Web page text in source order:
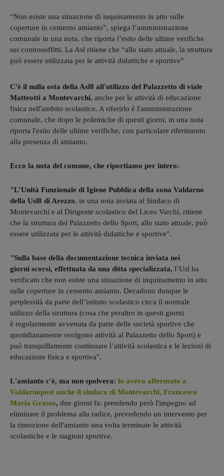
“Non esiste una situazione di inquinamento in atto sulle
coperture in cemento amianto”, spiega l’amministrazione
comunale in una nota, che riporta l’esito delle ultime verifiche
sui controsoffitti. La Asl ritiene che “allo stato attuale, la struttura
può essere utilizzata per le attività didattiche e sportive”
C'è il nulla osta della Asl8 all'utilizzo del Palazzetto di viale
Matteotti a Montevarchi, anche per le attività di educazione
fisica nell'ambito scolastico. A riferirlo è l'amministrazione
comunale, che dopo le polemiche di questi giorni, in una nota
riporta l'esito delle ultime verifiche, con particolare riferimento
alla presenza di amianto.
Ecco la nota del comune, che riportiamo per intero:
"L’Unità Funzionale di Igiene Pubblica della zona Valdarno
della Usl8 di Arezzo, in una nota inviata al Sindaco di
Montevarchi e al Dirigente scolastico del Liceo Varchi, ritiene
che la struttura del Palazzetto dello Sport, allo stato attuale, può
essere utilizzata per le attività didattiche e sportive".
"Sulla base della documentazione tecnica inviata nei
giorni scorsi, effettuata da una ditta specializzata, l’Usl ha
verificato che non esiste una situazione di inquinamento in atto
sulle coperture in cemento amianto. Decadono dunque le
perplessità da parte dell’istituto scolastico circa il normale
utilizzo della struttura (cosa che peraltro in questi giorni
è regolarmente avvenuta da parte delle società sportive che
quotidianamente svolgono attività al Palazzetto dello Sport) e
può tranquillamente continuare l’attività scolastica e le lezioni di
educazione fisica e sportiva".
L'amianto c'è, ma non spolvera: lo aveva affermato a
Valdarnopost anche il sindaco di Montevarchi, Francesco
Maria Grasso, due giorni fa: prendendo però l'impegno ad
eliminare il problema alla radice, prevedendo un intervento per
la rimozione dell'amianto una volta terminate le attività
scolastiche e le stagioni sportive.